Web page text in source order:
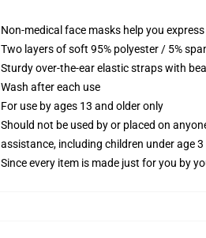
Non-medical face masks help you
Two layers of soft 95% polyester / 5%
Sturdy over-the-ear elastic straps with
Wash after each use
For use by ages 13 and older only
Should not be used by or placed on
assistance, including children under age 3
Since every item is made just for you by